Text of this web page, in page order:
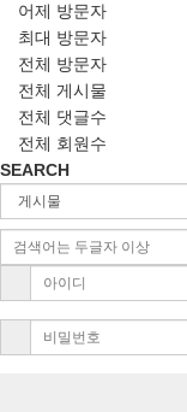
어제 방문자
최대 방문자
전체 방문자
전체 게시물
전체 댓글수
전체 회원수
SEARCH